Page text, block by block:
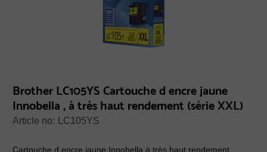
Brother LC105YS Cartouche d encre jaune
Innobella , à très haut rendement (série XXL)
Article no: LC105YS
Cartouche d encre jaune Innobella à très haut rendement